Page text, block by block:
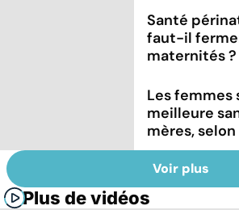
Santé
faut-il
maternités ?
Les femmes
meilleure
mères,
Voir plus
Plus de vidéos